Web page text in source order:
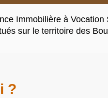
Immobilière à
sur le territoire des
?